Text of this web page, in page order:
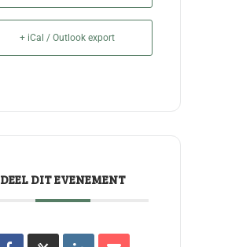
+ iCal / Outlook export
DEEL DIT EVENEMENT